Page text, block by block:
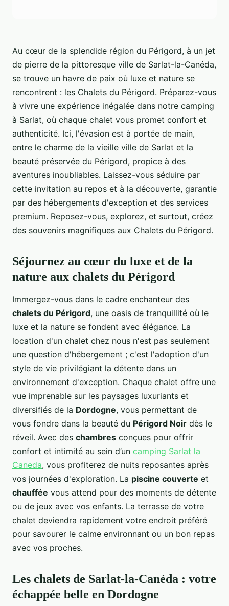
Au cœur de la splendide région du Périgord, à un jet
de pierre de la pittoresque ville de Sarlat-la-Canéda,
se trouve un havre de paix où luxe et nature se
rencontrent : les Chalets du Périgord. Préparez-vous
à vivre une expérience inégalée dans notre camping
à Sarlat, où chaque chalet vous promet confort et
authenticité. Ici, l'évasion est à portée de main,
entre le charme de la vieille ville de Sarlat et la
beauté préservée du Périgord, propice à des
aventures inoubliables. Laissez-vous séduire par
cette invitation au repos et à la découverte, garantie
par des hébergements d'exception et des services
premium. Reposez-vous, explorez, et surtout, créez
des souvenirs magnifiques aux Chalets du Périgord.
Séjournez au cœur du luxe et de la
nature aux chalets du Périgord
Immergez-vous dans le cadre enchanteur des
chalets du Périgord, une oasis de tranquillité où le
luxe et la nature se fondent avec élégance. La
location d'un chalet chez nous n'est pas seulement
une question d'hébergement ; c'est l'adoption d'un
style de vie privilégiant la détente dans un
environnement d'exception. Chaque chalet offre une
vue imprenable sur les paysages luxuriants et
diversifiés de la Dordogne, vous permettant de
vous fondre dans la beauté du Périgord Noir dès le
réveil. Avec des chambres conçues pour offrir
confort et intimité au sein d’un camping Sarlat la
Caneda, vous profiterez de nuits reposantes après
vos journées d'exploration. La piscine couverte et
chauffée vous attend pour des moments de détente
ou de jeux avec vos enfants. La terrasse de votre
chalet deviendra rapidement votre endroit préféré
pour savourer le calme environnant ou un bon repas
avec vos proches.
Les chalets de Sarlat-la-Canéda : votre
échappée belle en Dordogne